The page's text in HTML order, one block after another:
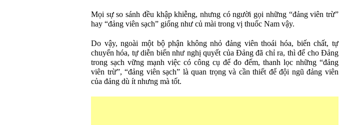
Mọi sự so sánh đều khập khiễng, nhưng có người gọi những “đảng viên trừ”
hay “đảng viên sạch” giống như củ mài trong vị thuốc Nam vậy.
Do vậy, ngoài một bộ phận không nhỏ đảng viên thoái hóa, biến chất, tự
chuyển hóa, tự diễn biến như nghị quyết của Đảng đã chỉ ra, thì để cho Đảng
trong sạch vững mạnh việc có công cụ để đo đếm, thanh lọc những “đảng
viên trừ”, “đảng viên sạch” là quan trọng và cần thiết để đội ngũ đảng viên
của đảng dù ít nhưng mà tốt.